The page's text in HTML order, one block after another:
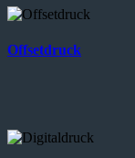
Offsetdruck